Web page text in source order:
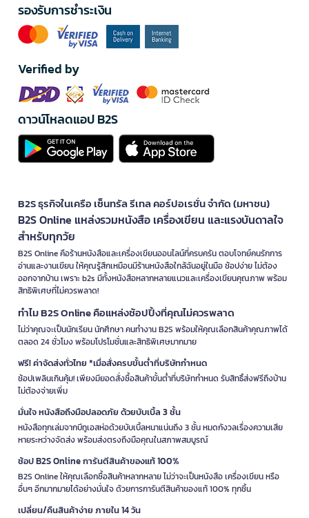
รองรับการชำระเงิน
Verified by
ดาวน์โหลดแอป B2S
B2S ธุรกิจในเครือ เซ็นทรัล รีเทล คอร์ปอเรชั่น จำกัด (มหาชน)
B2S Online แหล่งรวมหนังสือ เครื่องเขียน และแรงบันดาลใจ
สำหรับทุกวัย
B2S Online คือร้านหนังสือและเครื่องเขียนออนไลน์ที่ครบครัน ตอบโจทย์คนรักการ
อ่านและงานเขียน ให้คุณรู้สึกเหมือนมีร้านหนังสือใกล้ฉันอยู่ในมือ ช้อปง่าย ไม่ต้อง
ออกจากบ้าน เพราะ b2s มีทั้งหนังสือหลากหลายแนวและเครื่องเขียนคุณภาพ พร้อม
สิทธิพิเศษที่ไม่ควรพลาด!
ทำไม B2S Online คือแหล่งช้อปปิ้งที่คุณไม่ควรพลาด
ไม่ว่าคุณจะเป็นนักเรียน นักศึกษา คนทำงาน B2S พร้อมให้คุณเลือกสินค้าคุณภาพได้
ตลอด 24 ชั่วโมง พร้อมโปรโมชั่นและสิทธิพิเศษมากมาย
ฟรี! ค่าจัดส่งทั่วไทย *เมื่อสั่งครบขั้นต่ำที่บริษัทกำหนด
ช้อปเพลินเกินคุ้ม! เพียงมียอดสั่งซื้อสินค้าขั้นต่ำที่บริษัทกำหนด รับสิทธิ์ส่งฟรีถึงบ้าน
ไม่ต้องจ่ายเพิ่ม
มั่นใจ หนังสือถึงมือปลอดภัย ด้วยบับเบิ้ล 3 ชั้น
หนังสือทุกเล่มจากบีทูเอสห่อด้วยบับเบิ้ลหนาแน่นถึง 3 ชั้น หมดกังวลเรื่องความเสีย
หายระหว่างจัดส่ง พร้อมส่งตรงถึงมือคุณในสภาพสมบูรณ์
ช้อป B2S Online การันตีสินค้าของแท้ 100%
B2S Online ให้คุณเลือกซื้อสินค้าหลากหลาย ไม่ว่าจะเป็นหนังสือ เครื่องเขียน หรือ
อื่นๆ อีกมากมายได้อย่างมั่นใจ ด้วยการการันตีสินค้าของแท้ 100% ทุกชิ้น
เปลี่ยน/คืนสินค้าง่าย ภายใน 14 วัน